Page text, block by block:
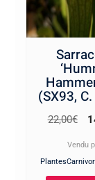
(SX93,
22,00€
Le
Vendu